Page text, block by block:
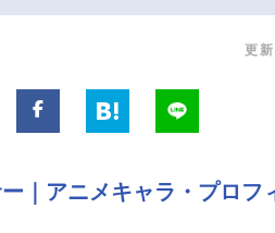
アニメ映画一覧
男性声優/女性声優一覧
更
｜アニメキャラ・プロフ